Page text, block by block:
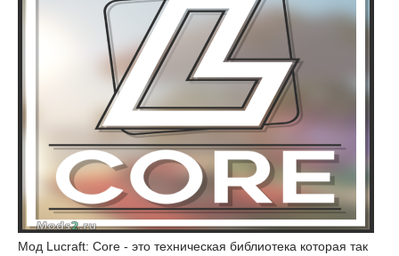
Мод Lucraft: Core - это техническая библиотека которая так